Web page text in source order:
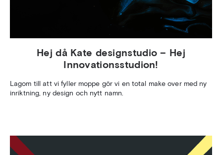
Hej då Kate designstudio – Hej
Innovationsstudion!
Lagom till att vi fyller moppe gör vi en total make over med ny
inriktning, ny design och nytt namn.